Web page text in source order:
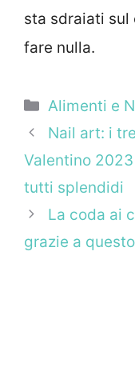
sta sdraiati sul
fare nulla.
Categorie
Alimenti e
Nail art: i
Valentino
tutti splendidi
La coda ai
grazie a